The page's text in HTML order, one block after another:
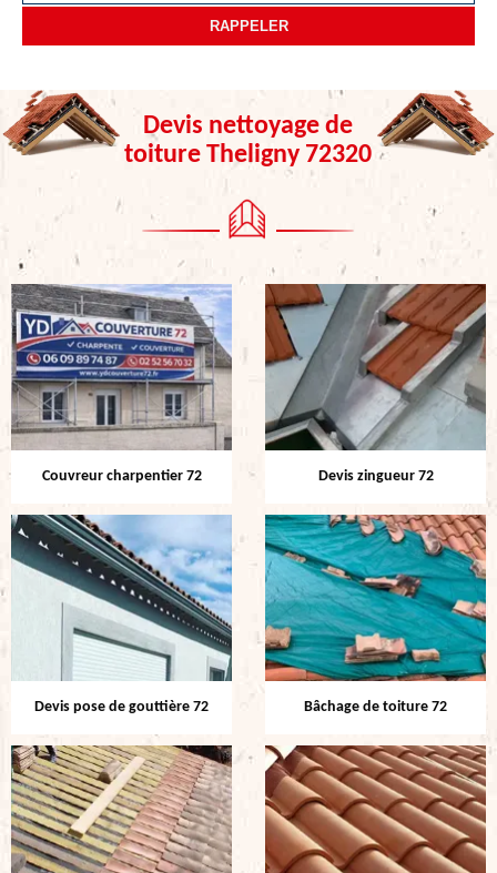
Devis nettoyage de
toiture Theligny 72320
Couvreur charpentier 72 Devis zingueur 72
Devis pose de gouttière 72 Bâchage de toiture 72